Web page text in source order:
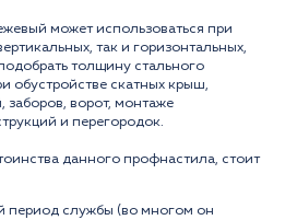
может использоваться при
так и горизонтальных,
толщину стального
обустройстве скатных крыш,
заборов, ворот, монтаже
и перегородок.
данного профнастила, стоит
период службы (во многом он